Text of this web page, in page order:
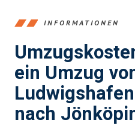
INFORMATIONEN
ein Umzug
nach